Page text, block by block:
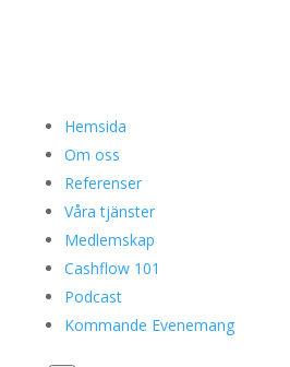
Hemsida
Om oss
Referenser
Våra tjänster
Medlemskap
Cashflow 101
Podcast
Kommande Evenemang